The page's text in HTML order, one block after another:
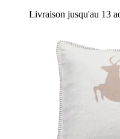
Livraison jusqu'au 13